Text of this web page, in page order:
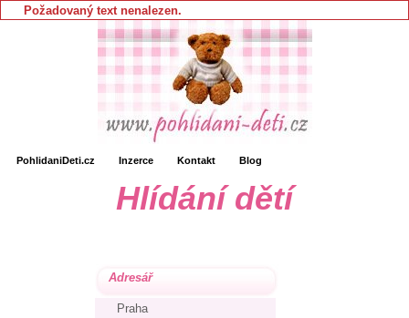
Požadovaný text nenalezen.
PohlidaniDeti.cz Inzerce Kontakt Blog
Hlídání dětí
Adresář
Praha